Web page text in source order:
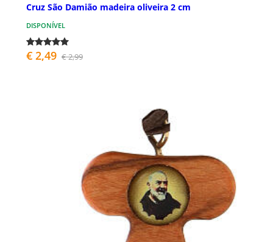
Cruz São Damião madeira oliveira 2 cm
DISPONÍVEL
€ 2,49 € 2,99